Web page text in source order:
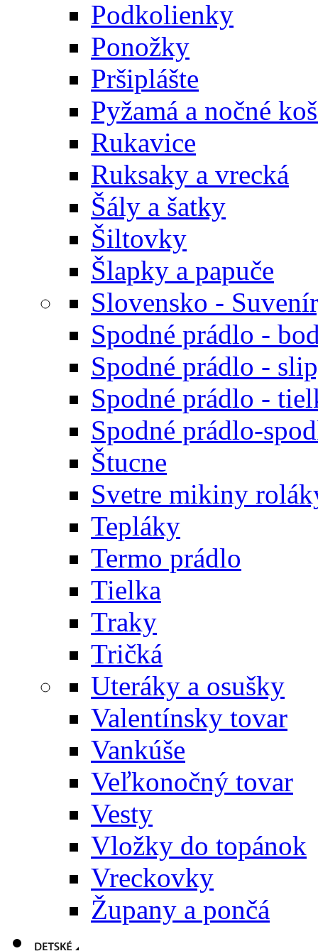
Podkolienky
Ponožky
Pršiplášte
Pyžamá a nočné
Rukavice
Ruksaky a vrecká
Šály a šatky
Šiltovky
Šlapky a papuče
Slovensko -
Spodné prádlo -
Spodné prádlo -
Spodné prádlo -
Spodné prádlo-
Štucne
Svetre mikiny
Tepláky
Termo prádlo
Tielka
Traky
Tričká
Uteráky a osušky
Valentínsky tovar
Vankúše
Veľkonočný tovar
Vesty
Vložky do topánok
Vreckovky
Župany a pončá